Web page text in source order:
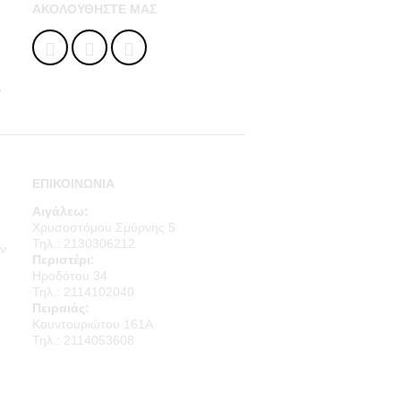
ΑΚΟΛΟΥΘΉΣΤΕ ΜΑΣ
ΕΠΙΚΟΙΝΩΝΙΑ
Αιγάλεω:
Χρυσοστόμου Σμύρνης 5
Τηλ.: 2130306212
Περιστέρι:
Ηροδότου 34
Τηλ.: 2114102040
Πειραιάς:
Κουντουριώτου 161Α
Τηλ.: 2114053608